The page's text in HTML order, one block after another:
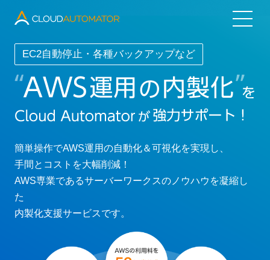
インベントリ
EC2自動停止・各種バックアップなど
簡単操作でAWS運用の自動化＆可視化を実現し、
手間とコストを大幅削減！
AWS専業であるサーバーワークスのノウハウを凝縮し
た
内製化支援サービスです。